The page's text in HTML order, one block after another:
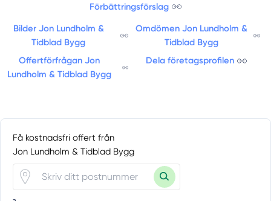
Förbättringsförslag
Bilder Jon Lundholm &
Tidblad Bygg
Omdömen Jon Lundholm &
Tidblad Bygg
Offertförfrågan Jon
Lundholm & Tidblad Bygg
Dela företagsprofilen
Få kostnadsfri offert från
Jon Lundholm & Tidblad Bygg